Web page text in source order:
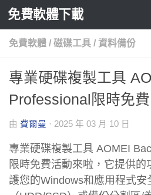
Skip to content
免費軟體下載
免費軟體 / 磁碟工具 / 資料備份
專業硬碟複製工具
Professional限時免費
由 費爾曼 · 2025 年 03 月 10 日
專業硬碟複製工具 AOMEI
限時免費活動來啦，它提供
護您的Windows和應用程式安